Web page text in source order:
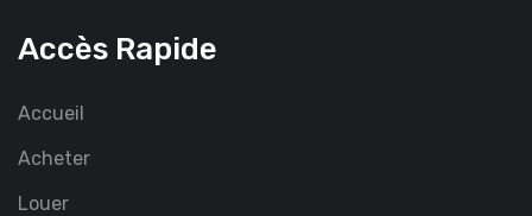
Accès Rapide
Accueil
Acheter
Louer